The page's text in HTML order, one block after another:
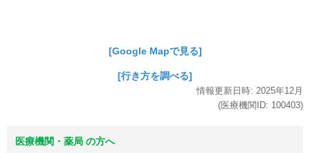
[Google Mapで見る]
[行き方を調べる]
情報更新日時: 2025年12月
(医療機関ID: 100403)
医療機関・薬局 の方へ